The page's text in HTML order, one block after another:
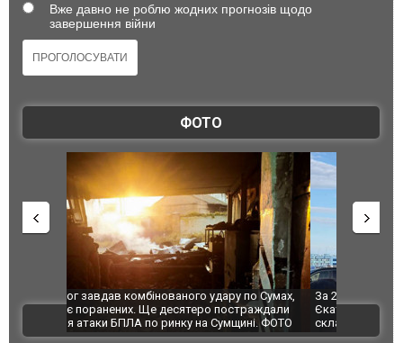
Вже давно не роблю жодних прогнозів щодо
завершення війни
ФОТО
За 2000 кілометрів від кордону з Україною: в
Єкатеринбурзі після атаки дронів загорівся
склад Wildberries. ФОТО. ВІДЕО
"Мої
ВІДЕО